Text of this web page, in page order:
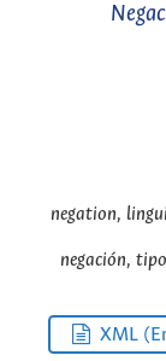
negation,
negación,
XML